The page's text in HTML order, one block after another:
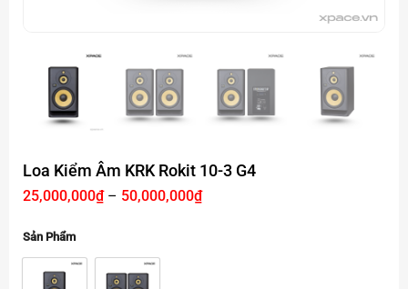
Loa Kiểm Âm KRK Rokit 10-3 G4
25,000,000₫ – 50,000,000₫Khoảng
giá:
Sản Phẩm